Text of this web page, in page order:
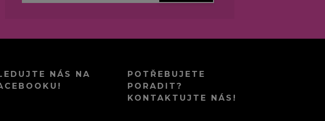
NÁS NA
POTŘEBUJETE
PORADIT?
KONTAKTUJTE NÁS!